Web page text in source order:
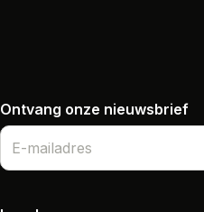
Ontvang onze nieuwsbrief